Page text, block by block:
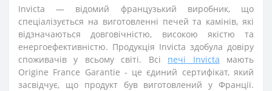
Invicta — відомий французький виробник, що
спеціалізується на виготовленні печей та камінів, які
відзначаються довговічністю, високою якістю та
енергоефективністю. Продукція Invicta здобула довіру
споживачів у всьому світі. Всі печі Invicta мають
Origine France Garantie - це єдиний сертифікат, який
засвідчує, що продукт був виготовлений у Франції.